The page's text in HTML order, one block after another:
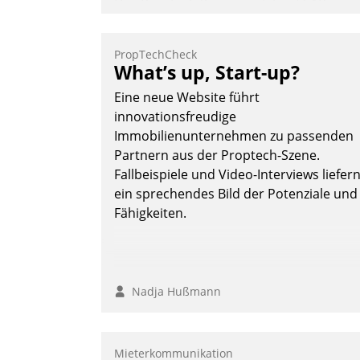
und Verwaltung von Aufträgen der
operativen Instandhaltung in die SAP-
Systemlandschaft deutscher
Wohnungsunternehmen – und
beschleunigt damit den Weg vom
Mieteranliegen zum Dienstleisterauftrag.
Nadja Hußmann
PropTechCheck
What’s up, Start-up?
Eine neue Website führt
innovationsfreudige
Immobilienunternehmen zu passenden
Partnern aus der Proptech-Szene.
Fallbeispiele und Video-Interviews liefern
ein sprechendes Bild der Potenziale und
Fähigkeiten.
Nadja Hußmann
Mieterkommunikation